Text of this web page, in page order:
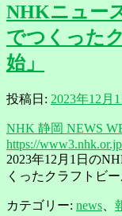
NHKニュー
でつくった
始」
投稿日: 2023年12月1
NHK 静岡 NEWS
https://
2023年12月1日の
くったクラフトビ
カテゴリー: news